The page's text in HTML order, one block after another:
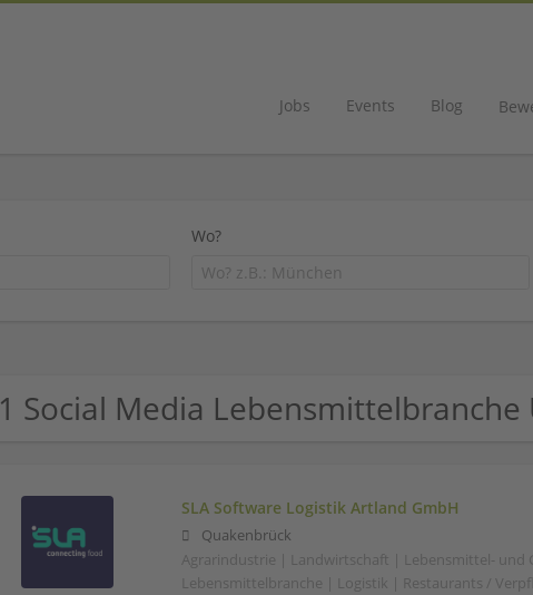
Jobs Events Blog
Wo?
1 Social Media
SLA Software Logistik Artland GmbH
Quakenbrück
Agrarindustrie | Landwirtschaft | Lebensmittel- und
Lebensmittelbranche | Logistik | Restaurants /